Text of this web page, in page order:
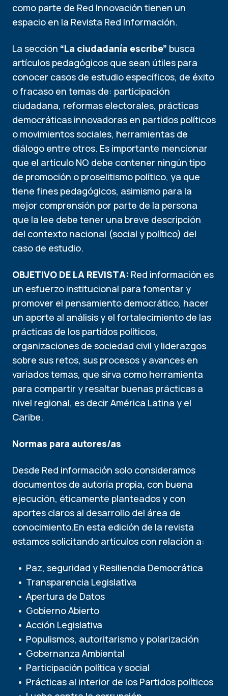
como parte de Red Innovación tienen un
espacio en la Revista Red Información.
La sección “La ciudadanía escribe” busca
artículos pedagógicos que sean útiles para
conocer casos de estudio específicos, de éxito
o fracaso en temas de: participación
ciudadana, reformas electorales, prácticas
democráticas innovadoras en partidos políticos
o movimientos sociales, herramientas de
diálogo entre otros. Es importante mencionar
que el artículo NO debe contener ningún tipo
de promoción o proselitismo político, ya que
tiene fines pedagógicos, asimismo para la
mejor comprensión por parte de la persona
que la lee debe tener una breve descripción
del contexto nacional (social y político) del
caso de estudio.
OBJETIVO DE LA REVISTA: Red información es
un esfuerzo institucional para fomentar y
promover el pensamiento democrático, hacer
un aporte al análisis y el fortalecimiento de las
prácticas de los partidos políticos,
organizaciones de sociedad civil y liderazgos
sobre sus retos, sus procesos y avances en
variados temas, que sirva como herramienta
para compartir y resaltar buenas prácticas a
nivel regional, es decir América Latina y el
Caribe.
Normas para autores/as
Desde Red información solo consideramos
documentos de autoría propia, con buena
ejecución, éticamente planteados y con
aportes claros al desarrollo del área de
conocimiento.En esta edición de la revista
estamos solicitando artículos con relación a:
Paz, seguridad y Resiliencia Democrática
Transparencia Legislativa
Apertura de Datos
Gobierno Abierto
Acción Legislativa
Populismos, autoritarismo y polarización
Gobernanza Ambiental
Participación política y social
Prácticas al interior de los Partidos políticos